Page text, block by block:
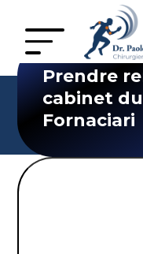
Prendre
cabinet
Fornaciari